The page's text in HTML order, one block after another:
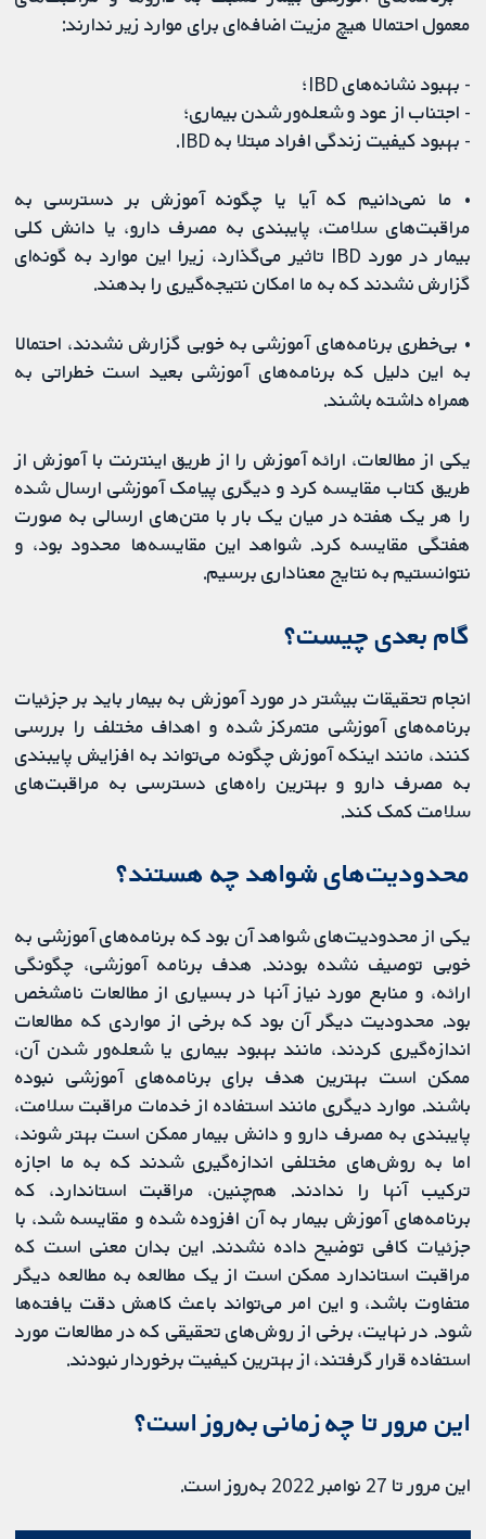
معمول احتمالا هیچ مزیت اضافه‌ای برای موارد زیر ندارند:
- بهبود نشانه‌های IBD؛
- اجتناب از عود و شعله‌ور شدن بیماری؛
- بهبود کیفیت زندگی افراد مبتلا به IBD.
• ما نمی‌دانیم که آیا یا چگونه آموزش بر دسترسی به
مراقبت‌های سلامت، پایبندی به مصرف دارو، یا دانش کلی
بیمار در مورد IBD تاثیر می‌گذارد، زیرا این موارد به گونه‌ای
گزارش نشدند که به ما امکان نتیجه‌گیری را بدهند.
• بی‌خطری برنامه‌های آموزشی به خوبی گزارش نشدند، احتمالا
به این دلیل که برنامه‌های آموزشی بعید است خطراتی به
همراه داشته باشند.
یکی از مطالعات، ارائه آموزش را از طریق اینترنت با آموزش از
طریق کتاب مقایسه کرد و دیگری پیامک آموزشی ارسال شده
را هر یک هفته در میان یک بار با متن‌های ارسالی به صورت
هفتگی مقایسه کرد. شواهد این مقایسه‌ها محدود بود، و
نتوانستیم به نتایج معناداری برسیم.
گام بعدی چیست؟
انجام تحقیقات بیشتر در مورد آموزش به بیمار باید بر جزئیات
برنامه‌های آموزشی متمرکز شده و اهداف مختلف را بررسی
کنند، مانند اینکه آموزش چگونه می‌تواند به افزایش پایبندی
به مصرف دارو و بهترین راه‌های دسترسی به مراقبت‌های
سلامت کمک کند.
محدودیت‌های شواهد چه هستند؟
یکی از محدودیت‌های شواهد آن بود که برنامه‌های آموزشی به
خوبی توصیف نشده بودند. هدف برنامه آموزشی، چگونگی
ارائه، و منابع مورد نیاز آنها در بسیاری از مطالعات نامشخص
بود. محدودیت دیگر آن بود که برخی از مواردی که مطالعات
اندازه‌گیری کردند، مانند بهبود بیماری یا شعله‌ور شدن آن،
ممکن است بهترین هدف برای برنامه‌های آموزشی نبوده
باشند. موارد دیگری مانند استفاده از خدمات مراقبت‌ سلامت،
پایبندی به مصرف دارو و دانش بیمار ممکن است بهتر شوند،
اما به روش‌های مختلفی اندازه‌گیری شدند که به ما اجازه
ترکیب آنها را ندادند. هم‌چنین، مراقبت استاندارد، که
برنامه‌های آموزش بیمار به آن افزوده شده و مقایسه شد، با
جزئیات کافی توضیح داده نشدند. این بدان معنی است که
مراقبت استاندارد ممکن است از یک مطالعه به مطالعه دیگر
متفاوت باشد، و این امر می‌تواند باعث کاهش دقت یافته‌ها
شود. در نهایت، برخی از روش‌های تحقیقی که در مطالعات مورد
استفاده قرار گرفتند، از بهترین کیفیت برخوردار نبودند.
این مرور تا چه زمانی به‌روز است؟
این مرور تا 27 نوامبر 2022 به‌روز است.